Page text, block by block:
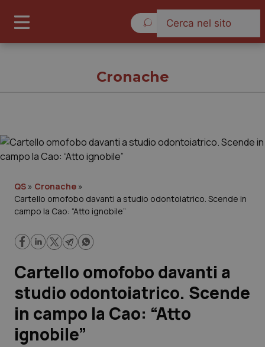
Governo e Parlamento
Regioni e Asl
Lavoro e Professioni
Scienza e Farmaci
Studi e Analisi
Cronache
QS » Cronache »
Cartello omofobo davanti a studio odontoiatrico. Scende in
campo la Cao: “Atto ignobile”
Cartello omofobo davanti a
studio odontoiatrico. Scende
in campo la Cao: “Atto
ignobile”